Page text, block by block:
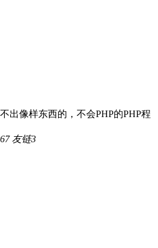
出像样东西的，不会PHP的PHP程
友链3